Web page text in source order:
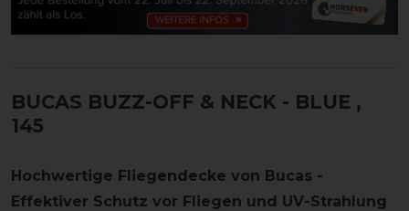
BUCAS BUZZ-OFF & NECK - BLUE ,
145
Hochwertige Fliegendecke von Bucas -
Effektiver Schutz vor Fliegen und UV-Strahlung